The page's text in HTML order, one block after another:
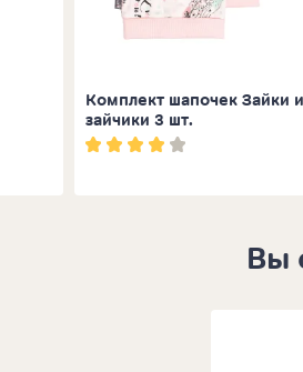
Комплект шапочек Зайки и
зайчики 3 шт.
Вы